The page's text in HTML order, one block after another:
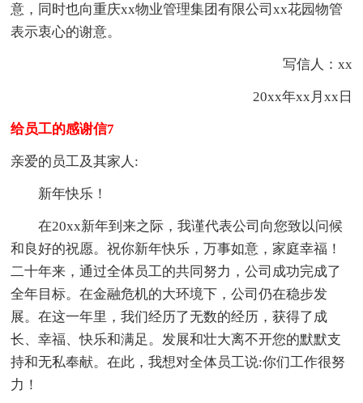
意，同时也向重庆xx物业管理集团有限公司xx花园物管
表示衷心的谢意。
写信人：xx
20xx年xx月xx日
给员工的感谢信7
亲爱的员工及其家人:
新年快乐！
在20xx新年到来之际，我谨代表公司向您致以问候
和良好的祝愿。祝你新年快乐，万事如意，家庭幸福！
二十年来，通过全体员工的共同努力，公司成功完成了
全年目标。在金融危机的大环境下，公司仍在稳步发
展。在这一年里，我们经历了无数的经历，获得了成
长、幸福、快乐和满足。发展和壮大离不开您的默默支
持和无私奉献。在此，我想对全体员工说:你们工作很努
力！